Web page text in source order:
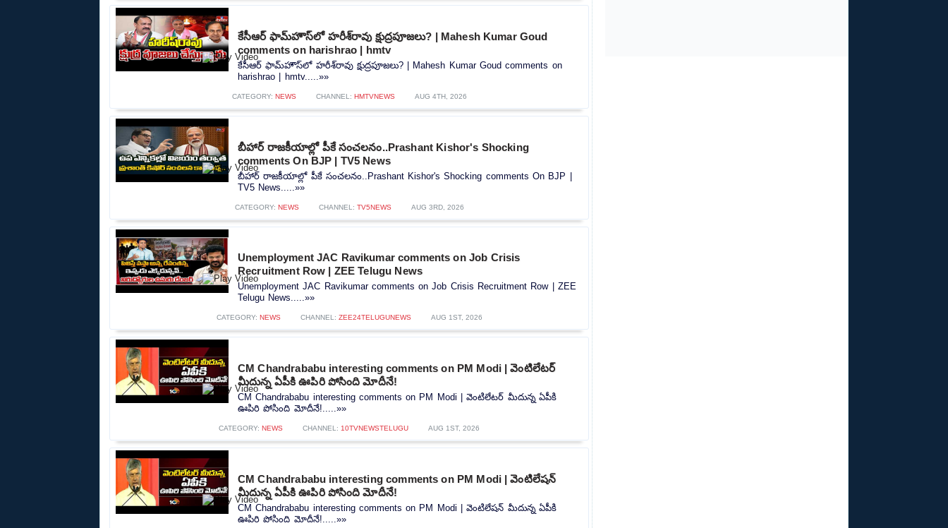
కేసీఆర్ ఫామ్‌హౌస్‌లో హరీశ్‌రావు క్షుద్రపూజలు? | Mahesh Kumar Goud
comments on harishrao | hmtv
కేసీఆర్ ఫామ్‌హౌస్‌లో హరీశ్‌రావు క్షుద్రపూజలు? | Mahesh Kumar Goud comments on
harishrao | hmtv.....»»
CATEGORY: NEWS CHANNEL: HMTVNEWS AUG 4TH, 2026
బీహార్ రాజకీయాల్లో పీకే సంచలనం..Prashant Kishor's Shocking
comments On BJP | TV5 News
బీహార్ రాజకీయాల్లో పీకే సంచలనం..Prashant Kishor's Shocking comments On BJP |
TV5 News.....»»
CATEGORY: NEWS CHANNEL: TV5NEWS AUG 3RD, 2026
Unemployment JAC Ravikumar comments on Job Crisis
Recruitment Row | ZEE Telugu News
Unemployment JAC Ravikumar comments on Job Crisis Recruitment Row | ZEE
Telugu News.....»»
CATEGORY: NEWS CHANNEL: ZEE24TELUGUNEWS AUG 1ST, 2026
CM Chandrababu interesting comments on PM Modi | వెంటిలేటర్
మీదున్న ఏపీకి ఊపిరి పోసింది మోదీనే!
CM Chandrababu interesting comments on PM Modi | వెంటిలేటర్ మీదున్న ఏపీకి
ఊపిరి పోసింది మోదీనే!.....»»
CATEGORY: NEWS CHANNEL: 10TVNEWSTELUGU AUG 1ST, 2026
CM Chandrababu interesting comments on PM Modi | వెంటిలేషన్
మీదున్న ఏపీకి ఊపిరి పోసింది మోదీనే!
CM Chandrababu interesting comments on PM Modi | వెంటిలేషన్ మీదున్న ఏపీకి
ఊపిరి పోసింది మోదీనే!.....»»